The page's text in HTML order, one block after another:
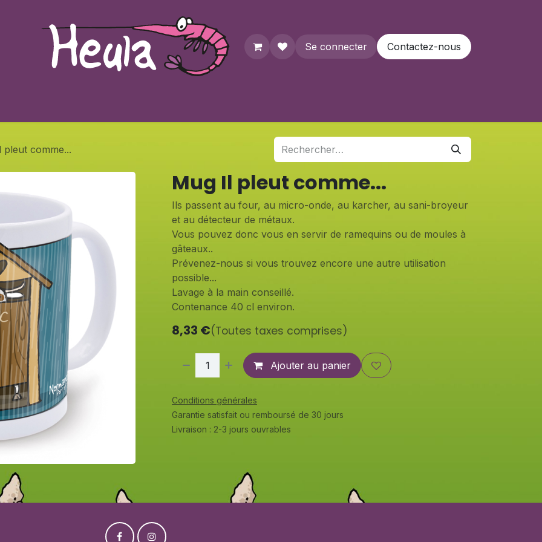
Se connecter Contactez-nous
pleut comme...
Mug Il pleut comme...
Ils passent au four, au micro-onde, au karcher, au sani-broyeur
et au détecteur de métaux.
Vous pouvez donc vous en servir de ramequins ou de moules à
gâteaux..
Prévenez-nous si vous trouvez encore une autre utilisation
possible...
Lavage à la main conseillé.
Contenance 40 cl environ.
8,33 €(Toutes taxes comprises)
Ajouter au panier
Conditions générales
Garantie satisfait ou remboursé de 30 jours
Livraison : 2-3 jours ouvrables